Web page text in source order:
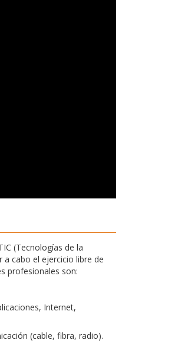
(Tecnologías de la
cabo el ejercicio libre de
profesionales son:
Internet,
(cable, fibra, radio).